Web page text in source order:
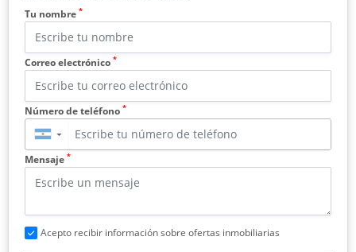
Tu nombre *
Correo electrónico *
Número de teléfono *
▼
Mensaje *
Acepto recibir información sobre ofertas inmobiliarias